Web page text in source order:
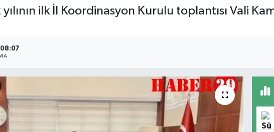
ilk İl Koordinasyon Kurulu toplantısı Vali